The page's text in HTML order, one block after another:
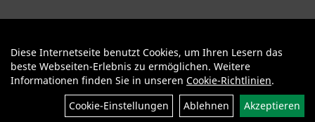
Diese Internetseite benutzt Cookies, um Ihren Lesern das
beste Webseiten-Erlebnis zu ermöglichen. Weitere
Informationen finden Sie in unseren Cookie-Richtlinien.
Cookie-Einstellungen
Ablehnen Akzeptieren
Auftrag widerrufen